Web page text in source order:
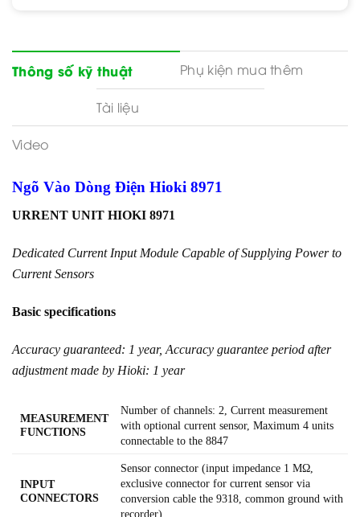
Thông số kỹ thuật Phụ kiện mua thêm
Tài liệu
Video
Ngõ Vào Dòng Điện Hioki 8971
URRENT UNIT HIOKI 8971
Dedicated Current Input Module Capable of Supplying Power to
Current Sensors
Basic specifications
Accuracy guaranteed: 1 year, Accuracy guarantee period after
adjustment made by Hioki: 1 year
MEASUREMENT
FUNCTIONS
Number of channels: 2, Current measurement
with optional current sensor, Maximum 4 units
connectable to the 8847
INPUT
CONNECTORS
Sensor connector (input impedance 1 MΩ,
exclusive connector for current sensor via
conversion cable the 9318, common ground with
recorder)